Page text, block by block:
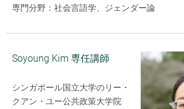
専門分野：社会言語学、ジェンダー論
Soyoung Kim 専任講師
シンガポール国立大学のリー・
クアン・ユー公共政策大学院